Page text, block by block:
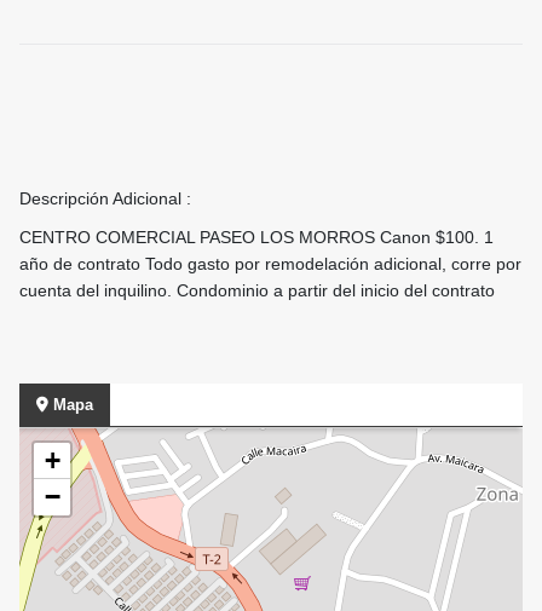
Descripción Adicional :
CENTRO COMERCIAL PASEO LOS MORROS Canon $100. 1
año de contrato Todo gasto por remodelación adicional, corre por
cuenta del inquilino. Condominio a partir del inicio del contrato
Mapa
+
−